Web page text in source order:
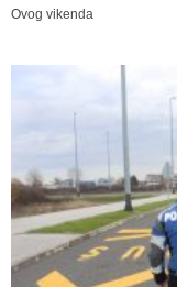
Ovog vikenda